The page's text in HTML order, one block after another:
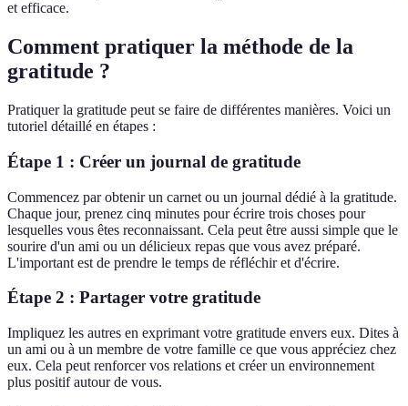
et efficace.
Comment pratiquer la méthode de la
gratitude ?
Pratiquer la gratitude peut se faire de différentes manières. Voici un
tutoriel détaillé en étapes :
Étape 1 : Créer un journal de gratitude
Commencez par obtenir un carnet ou un journal dédié à la gratitude.
Chaque jour, prenez cinq minutes pour écrire trois choses pour
lesquelles vous êtes reconnaissant. Cela peut être aussi simple que le
sourire d'un ami ou un délicieux repas que vous avez préparé.
L'important est de prendre le temps de réfléchir et d'écrire.
Étape 2 : Partager votre gratitude
Impliquez les autres en exprimant votre gratitude envers eux. Dites à
un ami ou à un membre de votre famille ce que vous appréciez chez
eux. Cela peut renforcer vos relations et créer un environnement
plus positif autour de vous.